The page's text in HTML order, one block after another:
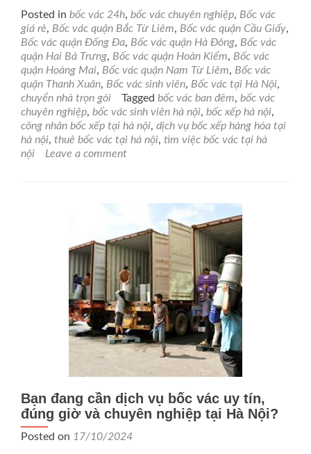
about
Dịch
vụ
bốc
xếp
chuyên
nghiệp
–
Giá
rẻ
Posted in bốc vác 24h, bốc vác chuyên nghiệp, Bốc vác
giá rẻ, Bốc vác quận Bắc Từ Liêm, Bốc vác quận Cầu Giấy,
Bốc vác quận Đống Đa, Bốc vác quận Hà Đông, Bốc vác
quận Hai Bà Trưng, Bốc vác quận Hoàn Kiếm, Bốc vác
quận Hoàng Mai, Bốc vác quận Nam Từ Liêm, Bốc vác
quận Thanh Xuân, Bốc vác sinh viên, Bốc vác tại Hà Nội,
chuyển nhà trọn gói
Tagged bốc vác ban đêm, bốc vác
chuyên nghiệp, bốc vác sinh viên hà nội, bốc xếp hà nội,
công nhân bốc xếp tại hà nội, dịch vụ bốc xếp hàng hóa tại
hà nội, thuê bốc vác tại hà nội, tìm việc bốc vác tại hà
nội
Leave a comment
Bạn đang cần dịch vụ bốc vác uy tín,
đúng giờ và chuyên nghiệp tại Hà Nội?
Posted on 17/10/2024